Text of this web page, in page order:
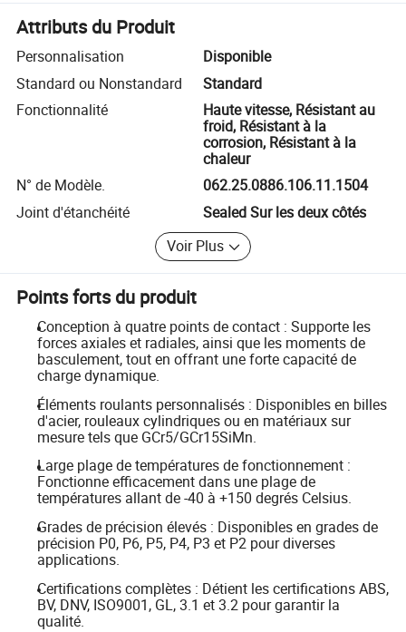
Attributs du Produit
Personnalisation
Disponible
Standard ou Nonstandard
Standard
Fonctionnalité
Haute vitesse, Résistant au
froid, Résistant à la
corrosion, Résistant à la
chaleur
N° de Modèle.
062.25.0886.106.11.1504
Joint d'étanchéité
Sealed Sur les deux côtés
Voir Plus
Points forts du produit
Conception à quatre points de contact : Supporte les
forces axiales et radiales, ainsi que les moments de
basculement, tout en offrant une forte capacité de
charge dynamique.
Éléments roulants personnalisés : Disponibles en billes
d'acier, rouleaux cylindriques ou en matériaux sur
mesure tels que GCr5/GCr15SiMn.
Large plage de températures de fonctionnement :
Fonctionne efficacement dans une plage de
températures allant de -40 à +150 degrés Celsius.
Grades de précision élevés : Disponibles en grades de
précision P0, P6, P5, P4, P3 et P2 pour diverses
applications.
Certifications complètes : Détient les certifications ABS,
BV, DNV, ISO9001, GL, 3.1 et 3.2 pour garantir la
qualité.